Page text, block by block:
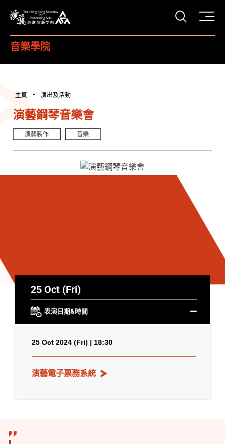
打開
音樂學院
主頁 演出及活動
演藝鋼琴音樂會
演藝製作 音樂
25 Oct (Fri)
表演日期&時間
25 Oct 2024 (Fri) | 18:30
演藝電子票務系統